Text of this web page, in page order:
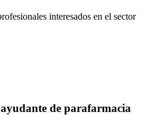
interesados en el sector
de parafarmacia